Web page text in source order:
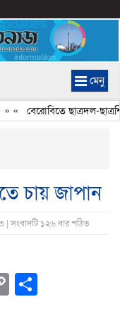
মেনু
বেরোবিতে ছাত্রদল-
চায় জাপান
সংবাদটি ১২৬ বার পঠিত
Copy